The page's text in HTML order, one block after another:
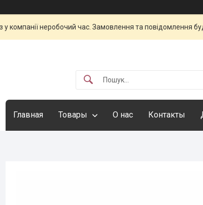
у компанії неробочий час. Замовлення та повідомлення
Главная Товары О нас Контакты